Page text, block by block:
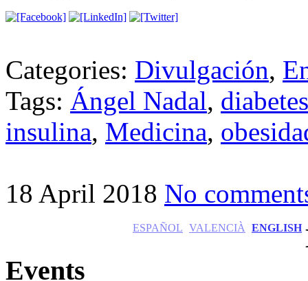
Categories: Divulgación,
Tags: Ángel Nadal, diabetes
insulina, Medicina,
18 April 2018 No
ESPAÑOL VALENCIÀ ENGLISH
Events